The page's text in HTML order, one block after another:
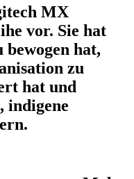
MX
vor. Sie hat
bewogen hat,
zu
hat und
indigene